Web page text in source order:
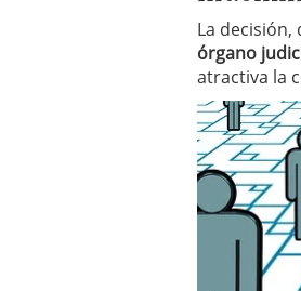
La decisión,
órgano
atractiva la